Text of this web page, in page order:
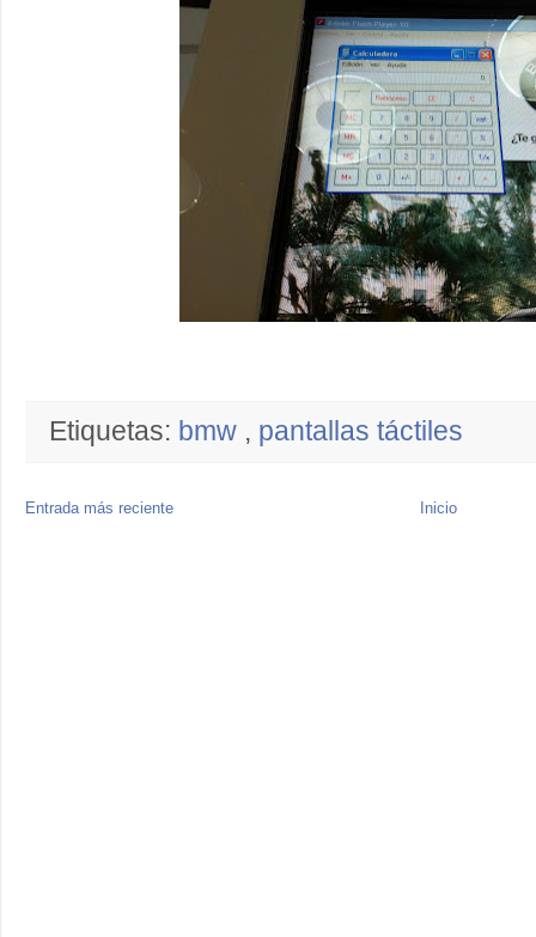
Etiquetas: bmw , pantallas táctiles
Entrada más reciente Inicio